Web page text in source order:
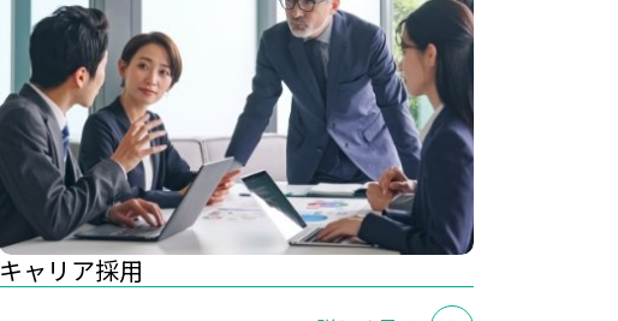
キャリア採用